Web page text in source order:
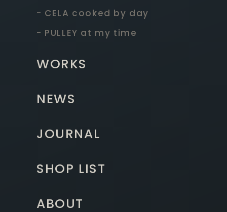
- CELA cooked by day
- PULLEY at my time
WORKS
NEWS
JOURNAL
SHOP LIST
ABOUT